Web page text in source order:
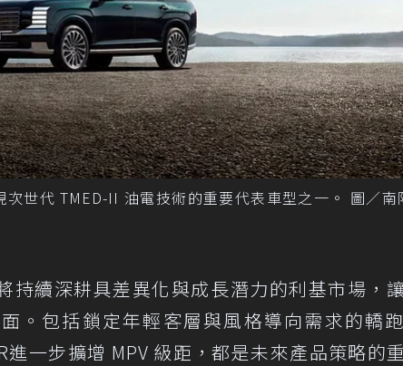
世代 TMED-II 油電技術的重要代表車型之一。 圖／南
持續深耕具差異化與成長潛力的利基市場，
。包括鎖定年輕客層與風格導向需求的轎
進一步擴增 MPV 級距，都是未來產品策略的